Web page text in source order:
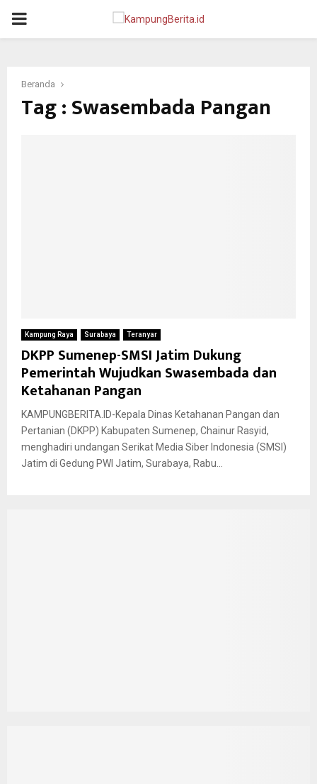
PRIMARY
Beranda
Tag : Swasembada Pangan
Kampung Raya Surabaya Teranyar
DKPP Sumenep-SMSI Jatim Dukung
Pemerintah Wujudkan Swasembada dan
Ketahanan Pangan
KAMPUNGBERITA.ID-Kepala Dinas Ketahanan Pangan dan
Pertanian (DKPP) Kabupaten Sumenep, Chainur Rasyid,
menghadiri undangan Serikat Media Siber Indonesia (SMSI)
Jatim di Gedung PWI Jatim, Surabaya, Rabu...